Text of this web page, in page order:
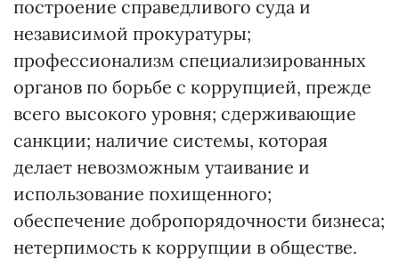
построение справедливого суда и
независимой прокуратуры;
профессионализм специализированных
органов по борьбе с коррупцией, прежде
всего высокого уровня; сдерживающие
санкции; наличие системы, которая
делает невозможным утаивание и
использование похищенного;
обеспечение добропорядочности бизнеса;
нетерпимость к коррупции в обществе.